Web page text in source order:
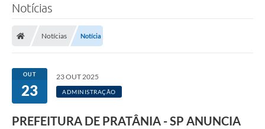
Notícias
Notícias Notícia
OUT
23
23 OUT 2025
ADMINISTRAÇÃO
PREFEITURA DE PRATÂNIA - SP ANUNCIA